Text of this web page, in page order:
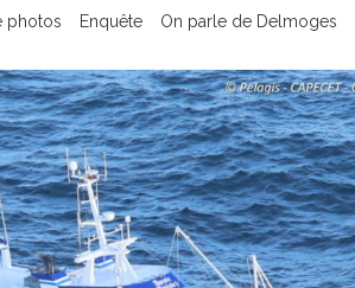
photos Enquête On parle de Delmoges